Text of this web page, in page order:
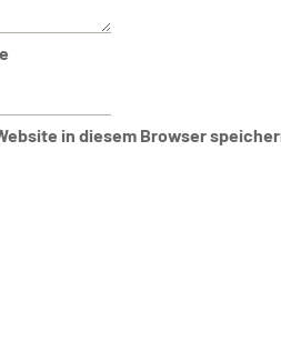
in diesem Browser